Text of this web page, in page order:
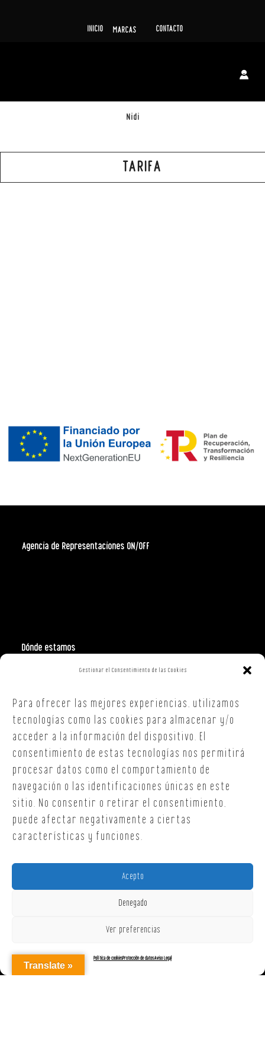
Gestionar el Consentimiento de las Cookies
Para ofrecer las mejores experiencias, utilizamos
tecnologías como las cookies para almacenar y/o
acceder a la información del dispositivo. El
consentimiento de estas tecnologías nos permitirá
procesar datos como el comportamiento de
navegación o las identificaciones únicas en este
sitio. No consentir o retirar el consentimiento,
puede afectar negativamente a ciertas
características y funciones.
Acepto
Denegado
Ver preferencias
Política de cookiesProtección de datosAviso Legal
INICIO MARCAS CONTACTO
Nidi
TARIFA
Agencia de Representaciones ON/OFF
Dónde estamos
Polign. Ind. Costa Vella
15707, Santiago de Compostela
A Coruña
T. +34 654 30 90 36
Translate »